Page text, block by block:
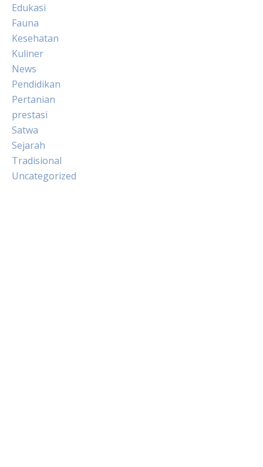
Edukasi
Fauna
Kesehatan
Kuliner
News
Pendidikan
Pertanian
prestasi
Satwa
Sejarah
Tradisional
Uncategorized